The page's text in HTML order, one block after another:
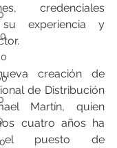
credenciales
experiencia y
creación de
de Distribución
Martín, quien
cuatro años ha
el puesto de